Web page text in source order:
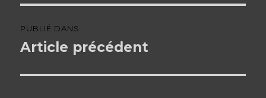
de
PUBLIÉ DANS
Article précédent